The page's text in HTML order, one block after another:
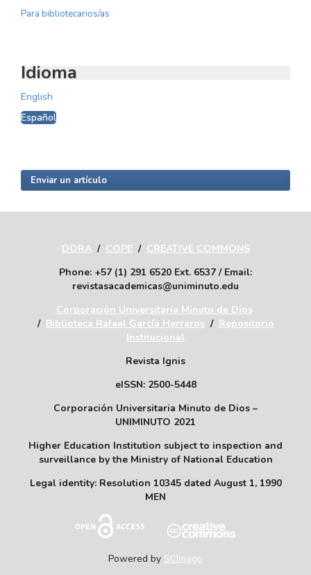
Para bibliotecarios/as
Idioma
English
Español
Enviar un artículo
DORA/ COPE / CREATIVE COMMONS
Phone: +57 (1) 291 6520 Ext. 6537 / Email:
revistasacademicas@uniminuto.edu
Corporación Universitaria Minuto de Dios
/ Biblioteca Rafael García Herreros / Repositorio
Institucional
Revista Ignis
eISSN: 2500-5448
Corporación Universitaria Minuto de Dios –
UNIMINUTO 2021
Higher Education Institution subject to inspection and
surveillance by the Ministry of National Education
Legal identity: Resolution 10345 dated August 1, 1990
MEN
Powered by SCImago